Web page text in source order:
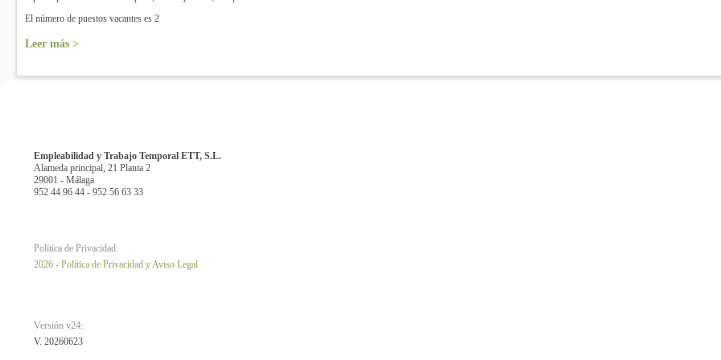
El número de puestos vacantes es 2
Leer más >
Empleabilidad y Trabajo Temporal ETT, S.L.
Alameda principal, 21 Planta 2
29001 - Málaga
952 44 96 44 - 952 56 63 33
Política de Privacidad:
2026 - Política de Privacidad y Aviso Legal
Versión v24:
V. 20260623